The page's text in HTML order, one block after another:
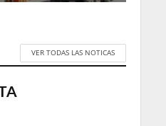
VER TODAS LAS NOTICAS